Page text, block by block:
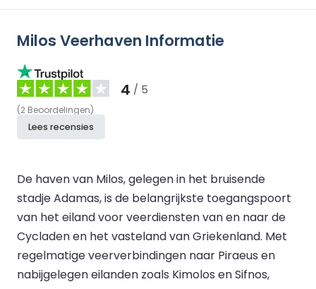
Milos Veerhaven Informatie
4 / 5
(2 Beoordelingen)
Lees recensies
De haven van Milos, gelegen in het bruisende
stadje Adamas, is de belangrijkste toegangspoort
van het eiland voor veerdiensten van en naar de
Cycladen en het vasteland van Griekenland. Met
regelmatige veerverbindingen naar Piraeus en
nabijgelegen eilanden zoals Kimolos en Sifnos,